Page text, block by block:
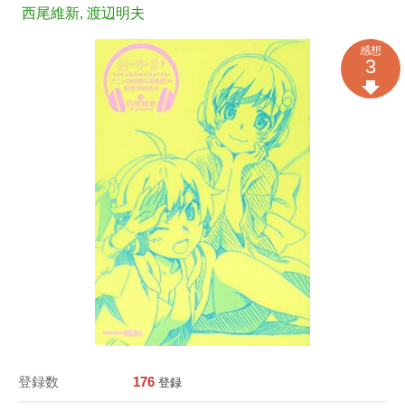
西尾維新, 渡辺明夫
登録数 176 登録
感想
3